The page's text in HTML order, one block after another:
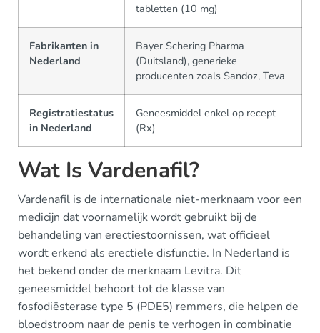
tabletten (10 mg)
Fabrikanten in
Nederland
Bayer Schering Pharma
(Duitsland), generieke
producenten zoals Sandoz, Teva
Registratiestatus
in Nederland
Geneesmiddel enkel op recept
(Rx)
Wat Is Vardenafil?
Vardenafil is de internationale niet-merknaam voor een
medicijn dat voornamelijk wordt gebruikt bij de
behandeling van erectiestoornissen, wat officieel
wordt erkend als erectiele disfunctie. In Nederland is
het bekend onder de merknaam Levitra. Dit
geneesmiddel behoort tot de klasse van
fosfodiësterase type 5 (PDE5) remmers, die helpen de
bloedstroom naar de penis te verhogen in combinatie